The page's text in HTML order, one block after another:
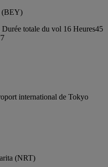
(BEY)
totale du vol 16 Heures45
international de Tokyo
(NRT)